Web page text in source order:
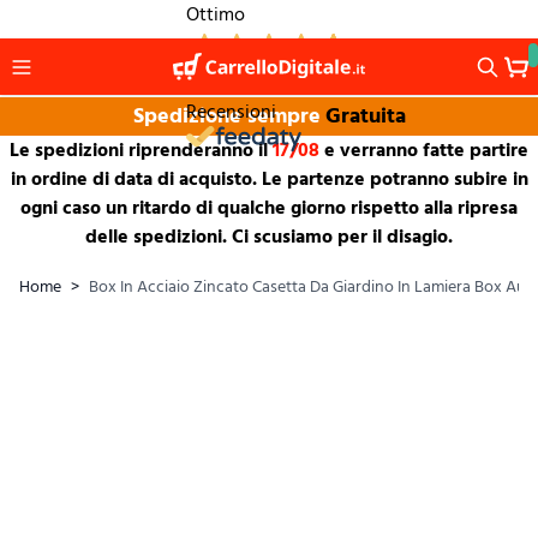
Ottimo
1.265
Recensioni
Spedizione sempreGratuita
Le spedizioni riprenderanno il17/08e verranno fatte partire
in ordine di data di acquisto. Le partenze potranno subire in
ogni caso un ritardo di qualche giorno rispetto alla ripresa
delle spedizioni. Ci scusiamo per il disagio.
Home > Box In Acciaio Zincato Casetta Da Giardino In Lamiera Box